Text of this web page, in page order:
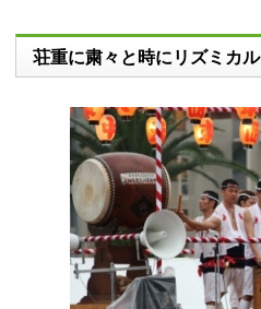
荘重に粛々と時にリズミカル